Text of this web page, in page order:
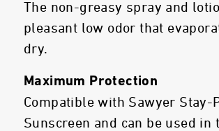
The non-greasy spray and
pleasant low odor that
dry.
Maximum Protection
Compatible with Sawyer Stay-
Sunscreen and can be used in